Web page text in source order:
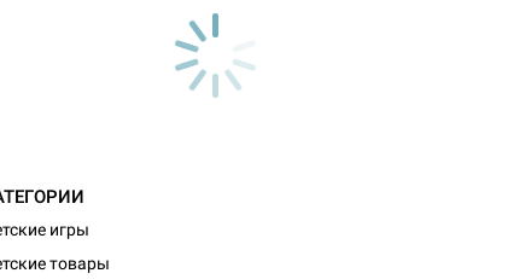
игры
товары